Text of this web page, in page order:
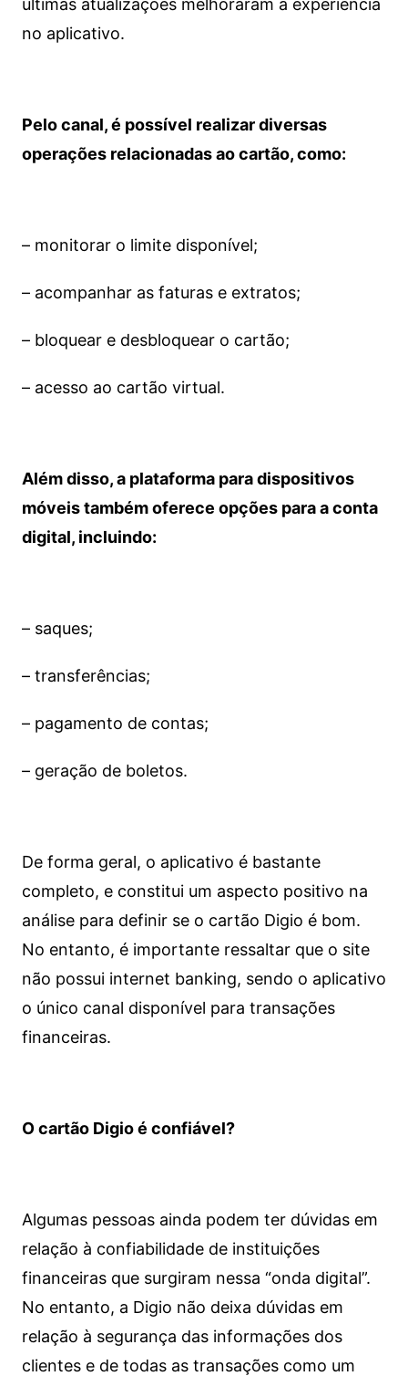
últimas atualizações melhoraram a experiência
no aplicativo.
Pelo canal, é possível realizar diversas
operações relacionadas ao cartão, como:
– monitorar o limite disponível;
– acompanhar as faturas e extratos;
– bloquear e desbloquear o cartão;
– acesso ao cartão virtual.
Além disso, a plataforma para dispositivos
móveis também oferece opções para a conta
digital, incluindo:
– saques;
– transferências;
– pagamento de contas;
– geração de boletos.
De forma geral, o aplicativo é bastante
completo, e constitui um aspecto positivo na
análise para definir se o cartão Digio é bom.
No entanto, é importante ressaltar que o site
não possui internet banking, sendo o aplicativo
o único canal disponível para transações
financeiras.
O cartão Digio é confiável?
Algumas pessoas ainda podem ter dúvidas em
relação à confiabilidade de instituições
financeiras que surgiram nessa “onda digital”.
No entanto, a Digio não deixa dúvidas em
relação à segurança das informações dos
clientes e de todas as transações como um